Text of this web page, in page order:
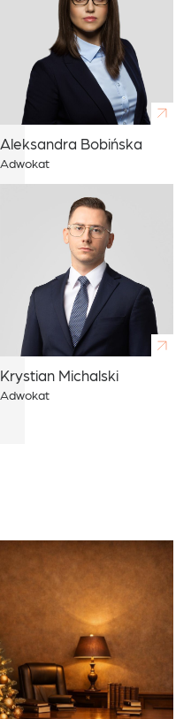
Aleksandra Bobińska
Adwokat
Krystian Michalski
Adwokat